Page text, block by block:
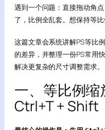
遇到一个问题：直接拖动角
了，比例全乱套。想保持等
这篇文章会系统讲解PS等比
的差异，并整理一份PS常用
解决更复杂的尺寸调整需求。
一、等比例缩
Ctrl+T + Shift